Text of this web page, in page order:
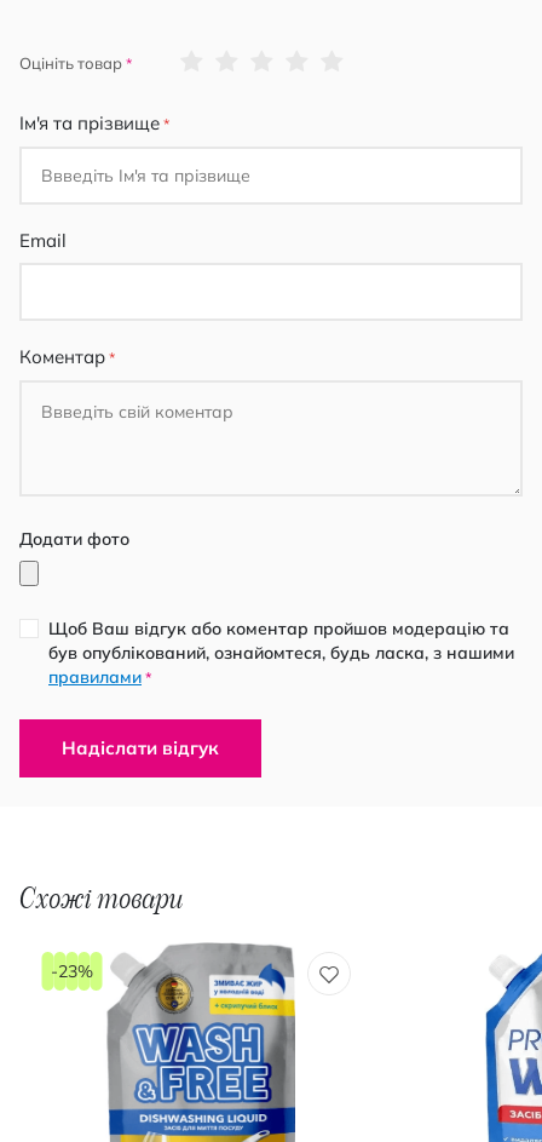
Оцініть товар
Ім'я та прізвище
Email
Коментар
Додати фото
Щоб Ваш відгук або коментар пройшов модерацію та
був опублікований, ознайомтеся, будь ласка, з нашими
правилами *
Надіслати відгук
Схожі товари
-23%